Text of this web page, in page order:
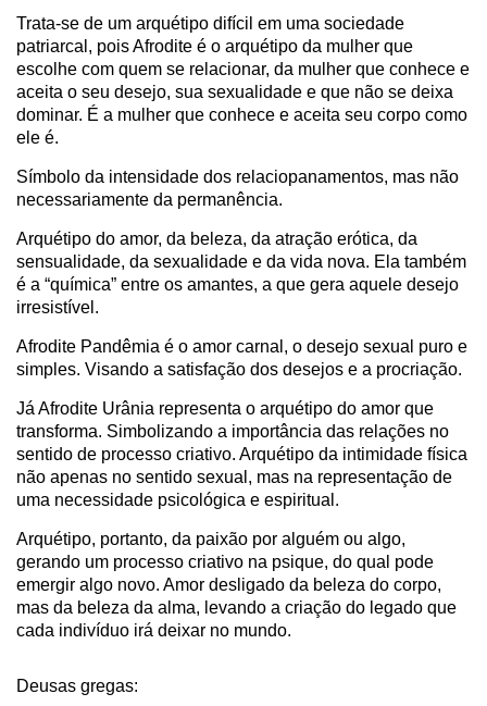
Trata-se de um arquétipo difícil em uma sociedade
patriarcal, pois Afrodite é o arquétipo da mulher que
escolhe com quem se relacionar, da mulher que conhece e
aceita o seu desejo, sua sexualidade e que não se deixa
dominar. É a mulher que conhece e aceita seu corpo como
ele é.
Símbolo da intensidade dos relaciopanamentos, mas não
necessariamente da permanência.
Arquétipo do amor, da beleza, da atração erótica, da
sensualidade, da sexualidade e da vida nova. Ela também
é a “química” entre os amantes, a que gera aquele desejo
irresistível.
Afrodite Pandêmia é o amor carnal, o desejo sexual puro e
simples. Visando a satisfação dos desejos e a procriação.
Já Afrodite Urânia representa o arquétipo do amor que
transforma. Simbolizando a importância das relações no
sentido de processo criativo. Arquétipo da intimidade física
não apenas no sentido sexual, mas na representação de
uma necessidade psicológica e espiritual.
Arquétipo, portanto, da paixão por alguém ou algo,
gerando um processo criativo na psique, do qual pode
emergir algo novo. Amor desligado da beleza do corpo,
mas da beleza da alma, levando a criação do legado que
cada indivíduo irá deixar no mundo.
Deusas gregas: